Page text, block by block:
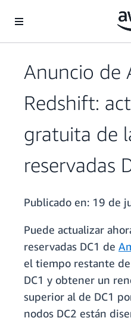
Anuncio de
Redshift:
gratuita de
reservadas
Publicado en: 19 de
Puede actualizar
reservadas DC1 de
el tiempo restante
DC1 y obtener un
superior al de DC1
nodos DC2 están